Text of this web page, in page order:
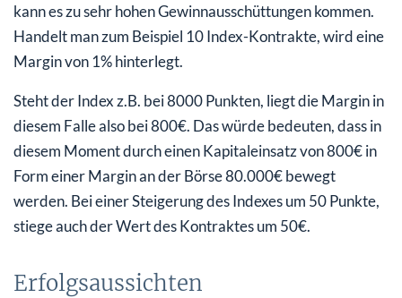
kann es zu sehr hohen Gewinnausschüttungen kommen.
Handelt man zum Beispiel 10 Index-Kontrakte, wird eine
Margin von 1% hinterlegt.
Steht der Index z.B. bei 8000 Punkten, liegt die Margin in
diesem Falle also bei 800€. Das würde bedeuten, dass in
diesem Moment durch einen Kapitaleinsatz von 800€ in
Form einer Margin an der Börse 80.000€ bewegt
werden. Bei einer Steigerung des Indexes um 50 Punkte,
stiege auch der Wert des Kontraktes um 50€.
Erfolgsaussichten